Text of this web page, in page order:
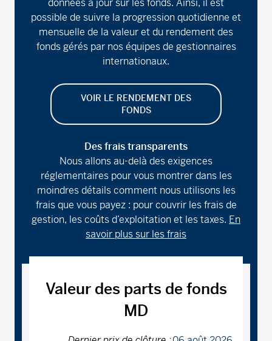
données à jour sur les fonds. Ainsi, il est
possible de suivre la progression quotidienne et
mensuelle de la valeur et du rendement des
fonds gérés par nos équipes de gestionnaires
internationaux.
VOIR LE RENDEMENT DES
FONDS
Des frais transparents
Nous allons au-delà des exigences
réglementaires pour vous montrer dans les
moindres détails comment nous utilisons les
frais que vous payez : pour couvrir les frais de
gestion, les coûts d’exploitation et les taxes. En
savoir plus sur les frais
Valeur des parts de fonds
MD